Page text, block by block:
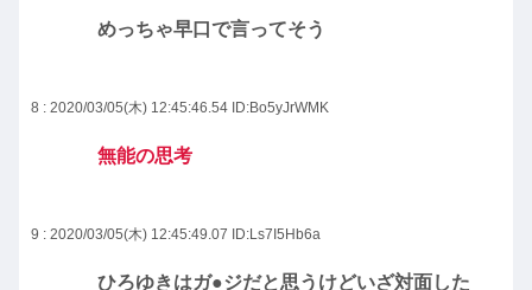
めっちゃ早口で言ってそう
8 : 2020/03/05(木) 12:45:46.54 ID:Bo5yJrWMK
無能の思考
9 : 2020/03/05(木) 12:45:49.07 ID:Ls7I5Hb6a
ひろゆきはガ●ジだと思うけどいざ対面した